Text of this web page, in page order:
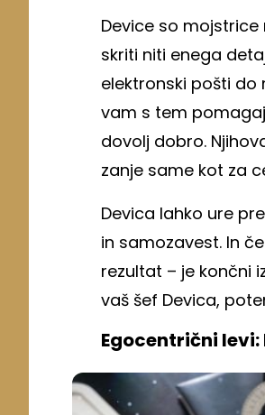
Device so
skriti niti enega
elektronski pošti do
vam s tem
dovolj dobro.
zanje same kot za
Devica lahko ure
in samozavest. In
rezultat – je končni
vaš šef Devica,
Egocentrični